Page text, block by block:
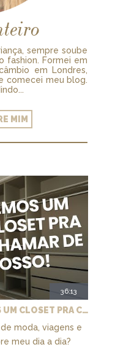
sempre soube
fashion. Formei em
em Londres,
comecei meu blog.
MIM
36:13
EP. 6: A SAGA DA CASA - TEMOS UM CLOSET PRA CHAMAR DE NOSSO + MARCENARIA E PAISAGISMO
moda, viagens e
meu dia a dia?